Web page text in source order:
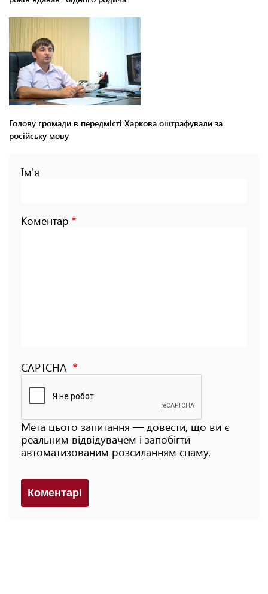
Голову громади в передмісті Харкова оштрафували за
російську мову
Ім'я
Коментар
CAPTCHA
Мета цього запитання — довести, що ви є
реальним відвідувачем і запобігти
автоматизованим розсиланням спаму.
Коментарi